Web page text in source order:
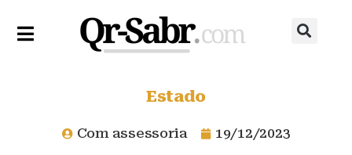
Estado
Com assessoria 19/12/2023